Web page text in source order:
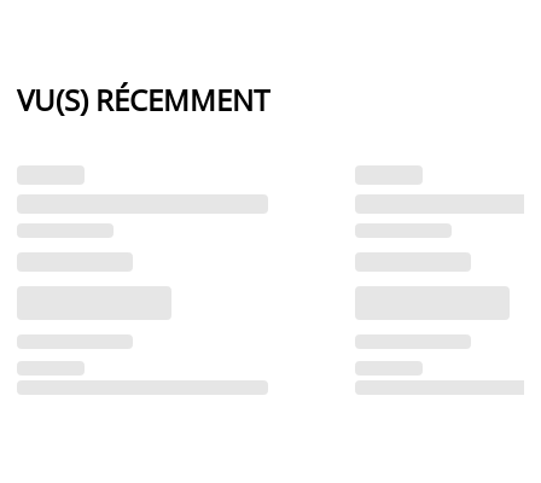
VU(S) RÉCEMMENT